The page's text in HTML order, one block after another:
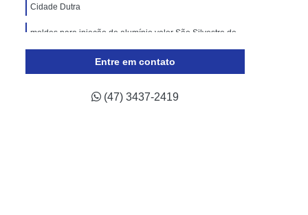
Moldagem de Peças Automotivas
Automotiva
Moldes para Peças Automotivas
Moldes Plásticos Automotivos
de Moldes para Indústria de Automóveis
Cidade Dutra
moldes para injeção de alumínio valor São Silvestre de
Entre em contato
(47) 3437-2419